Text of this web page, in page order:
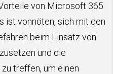
von Microsoft 365
ist vonnöten, sich mit den
beim Einsatz von
und die
treffen, um einen